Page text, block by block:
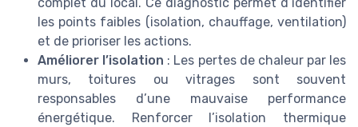
complet du local. Ce diagnostic permet d’identifier
les points faibles (isolation, chauffage, ventilation)
et de prioriser les actions.
Améliorer l’isolation : Les pertes de chaleur par les
murs, toitures ou vitrages sont souvent
responsables d’une mauvaise performance
énergétique. Renforcer l’isolation thermique